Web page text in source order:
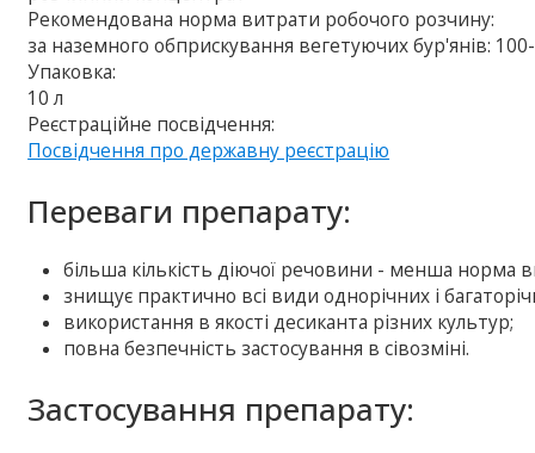
Рекомендована норма витрати робочого розчину:
за наземного обприскування вегетуючих бур'янів:
Упаковка:
10 л
Реєстраційне посвідчення:
Посвідчення про державну реєстрацію
Переваги препарату:
більша кількість діючої речовини - менша норма
знищує практично всі види однорічних і
використання в якості десиканта різних культур;
повна безпечність застосування в сівозміні.
Застосування препарату: